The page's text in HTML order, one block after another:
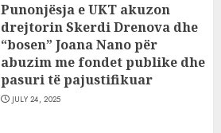
Punonjësja e UKT akuzon
drejtorin Skerdi Drenova dhe
“bosen” Joana Nano për
abuzim me fondet publike dhe
pasuri të pajustifikuar
JULY 24, 2025